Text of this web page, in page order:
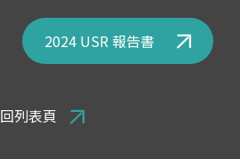
2024 USR 報告書
回列表頁